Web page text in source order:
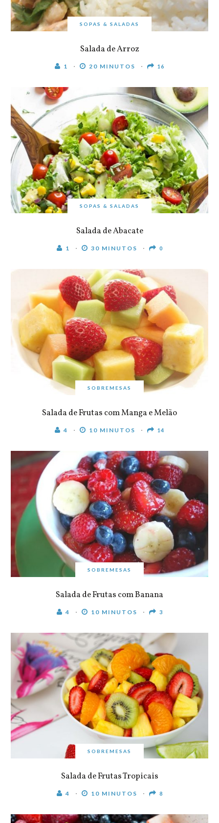
SOPAS & SALADAS
Salada de Arroz
1 20 MINUTOS 16
SOPAS & SALADAS
Salada de Abacate
1 30 MINUTOS 0
SOBREMESAS
Salada de Frutas com Manga e Melão
4 10 MINUTOS 14
SOBREMESAS
Salada de Frutas com Banana
4 10 MINUTOS 3
SOBREMESAS
Salada de Frutas Tropicais
4 10 MINUTOS 8